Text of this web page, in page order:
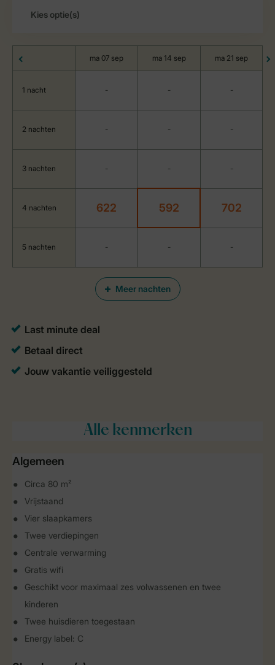
Meer nachten
ma 07 sep ma 14 sep ma 21 sep
1 nacht - - -
2 nachten - - -
3 nachten - - -
4 nachten 622 592 702
5 nachten - - -
Alle kenmerken
Algemeen
Circa 80 m²
Vrijstaand
Vier slaapkamers
Twee verdiepingen
Centrale verwarming
Gratis wifi
Geschikt voor maximaal zes volwassenen en twee
kinderen
Twee huisdieren toegestaan
Energy label: C